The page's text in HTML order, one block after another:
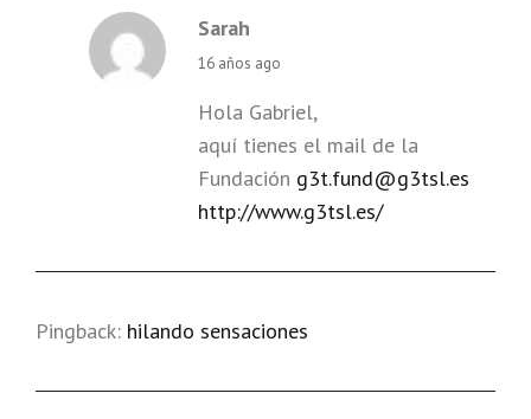
Sarah
says:
16 años ago
Hola Gabriel,
aquí tienes el mail de la
Fundación g3t.fund@g3tsl.es
http://www.g3tsl.es/
Pingback: hilando sensaciones